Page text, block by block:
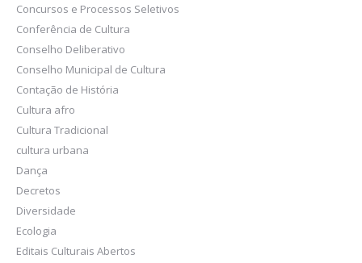
Concursos e Processos Seletivos
Conferência de Cultura
Conselho Deliberativo
Conselho Municipal de Cultura
Contação de História
Cultura afro
Cultura Tradicional
cultura urbana
Dança
Decretos
Diversidade
Ecologia
Editais Culturais Abertos